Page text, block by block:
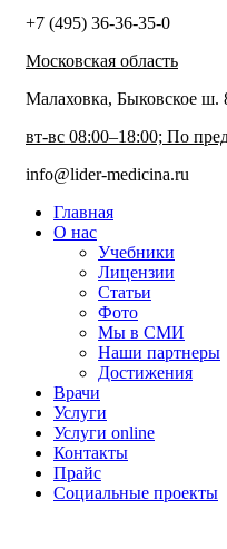
+7 (495) 36-36-35-0
Московская область
Малаховка, Быковское ш.
вт-вс 08:00–18:00; По
info@lider-medicina.ru
Главная
О нас
Учебники
Лицензии
Статьи
Фото
Мы в СМИ
Наши партнеры
Достижения
Врачи
Услуги
Услуги online
Контакты
Прайс
Социальные проекты